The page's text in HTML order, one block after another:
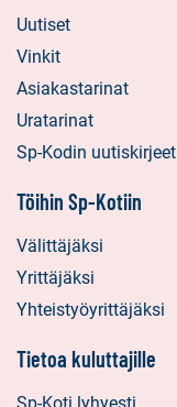
Uutiset
Vinkit
Asiakastarinat
Uratarinat
Sp-Kodin uutiskirjeet
Töihin Sp-Kotiin
Välittäjäksi
Yrittäjäksi
Yhteistyöyrittäjäksi
Tietoa kuluttajille